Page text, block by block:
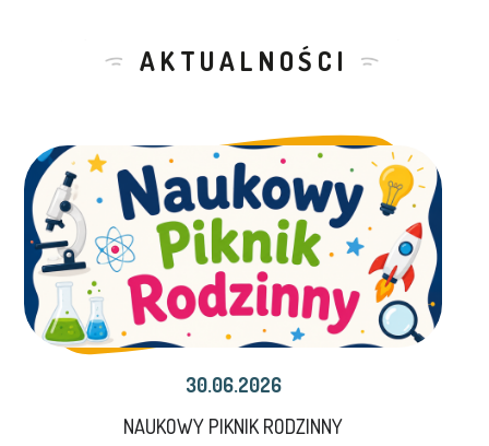
AKTUALNOŚCI
30.06.2026
NAUKOWY PIKNIK RODZINNY